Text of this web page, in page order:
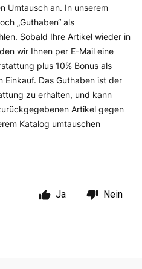
Umtausch an. In unserem
„Guthaben“ als
Sobald Ihre Artikel wieder in
wir Ihnen per E-Mail eine
plus 10% Bonus als
Einkauf. Das Guthaben ist der
zu erhalten, und kann
Artikel gegen
Katalog umtauschen
Ja Nein